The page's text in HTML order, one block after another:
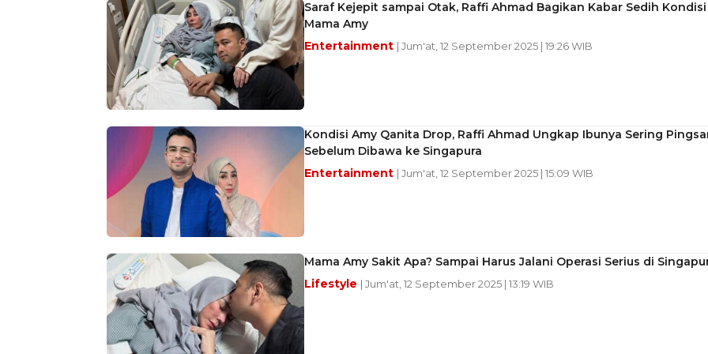
Saraf Kejepit sampai Otak, Raffi Ahmad Bagikan Kabar Sedih Kondisi
Mama Amy
Entertainment | Jum'at, 12 September 2025 | 19:26 WIB
Kondisi Amy Qanita Drop, Raffi Ahmad Ungkap Ibunya Sering
Sebelum Dibawa ke Singapura
Entertainment | Jum'at, 12 September 2025 | 15:09 WIB
Mama Amy Sakit Apa? Sampai Harus Jalani Operasi Serius di
Lifestyle | Jum'at, 12 September 2025 | 13:19 WIB